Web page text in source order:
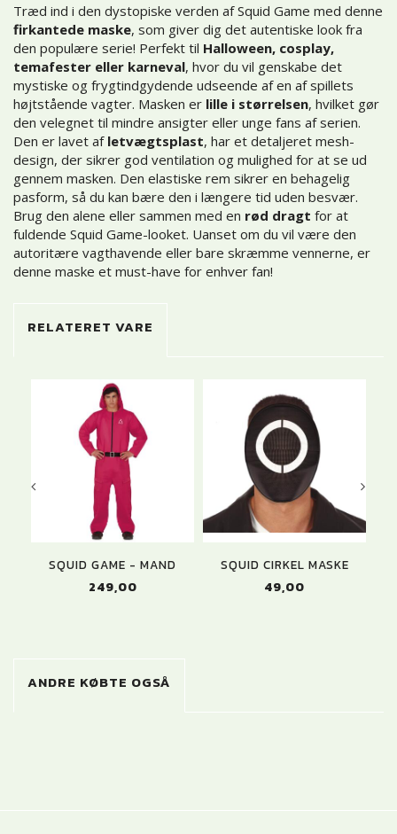
Træd ind i den dystopiske verden af Squid Game med denne
firkantede maske, som giver dig det autentiske look fra
den populære serie! Perfekt til Halloween, cosplay,
temafester eller karneval, hvor du vil genskabe det
mystiske og frygtindgydende udseende af en af spillets
højtstående vagter. Masken er lille i størrelsen, hvilket gør
den velegnet til mindre ansigter eller unge fans af serien.
Den er lavet af letvægtsplast, har et detaljeret mesh-
design, der sikrer god ventilation og mulighed for at se ud
gennem masken. Den elastiske rem sikrer en behagelig
pasform, så du kan bære den i længere tid uden besvær.
Brug den alene eller sammen med en rød dragt for at
fuldende Squid Game-looket. Uanset om du vil være den
autoritære vagthavende eller bare skræmme vennerne, er
denne maske et must-have for enhver fan!
RELATERET VARE
SQUID GAME - MAND
249,00
SQUID CIRKEL MASKE
49,00
ANDRE KØBTE OGSÅ